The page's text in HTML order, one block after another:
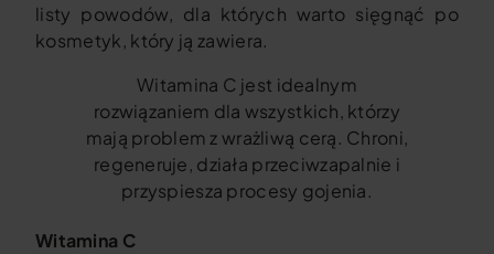
listy powodów, dla których warto sięgnąć po
kosmetyk, który ją zawiera.
Witamina C jest idealnym
rozwiązaniem dla wszystkich, którzy
mają problem z wrażliwą cerą. Chroni,
regeneruje, działa przeciwzapalnie i
przyspiesza procesy gojenia.
Witamina C